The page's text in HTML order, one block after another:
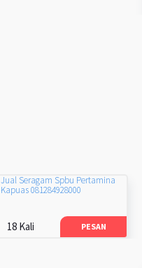
Jual Seragam Spbu Pertamina
Kapuas 081284928000
18 Kali PESAN